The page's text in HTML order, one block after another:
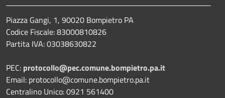
Piazza Gangi, 1, 90020 Bompietro PA
Codice Fiscale: 83000810826
Partita IVA: 03038630822
PEC: protocollo@pec.comune.bompietro.pa.it
Email: protocollo@comune.bompietro.pa.it
Centralino Unico: 0921 561400